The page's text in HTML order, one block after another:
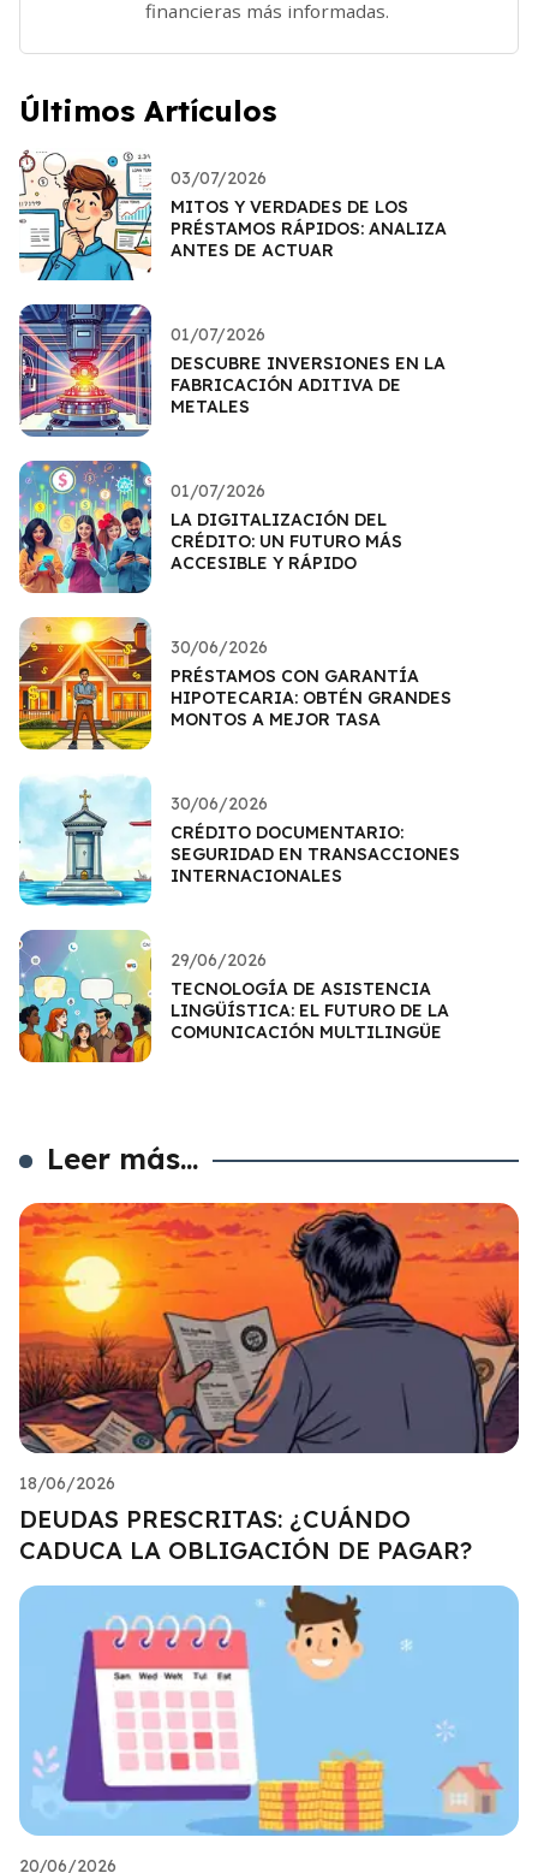
financieras más informadas.
Últimos Artículos
03/07/2026
MITOS Y VERDADES DE LOS
PRÉSTAMOS RÁPIDOS: ANALIZA
ANTES DE ACTUAR
01/07/2026
DESCUBRE INVERSIONES EN LA
FABRICACIÓN ADITIVA DE
METALES
01/07/2026
LA DIGITALIZACIÓN DEL
CRÉDITO: UN FUTURO MÁS
ACCESIBLE Y RÁPIDO
30/06/2026
PRÉSTAMOS CON GARANTÍA
HIPOTECARIA: OBTÉN GRANDES
MONTOS A MEJOR TASA
30/06/2026
CRÉDITO DOCUMENTARIO:
SEGURIDAD EN TRANSACCIONES
INTERNACIONALES
29/06/2026
TECNOLOGÍA DE ASISTENCIA
LINGÜÍSTICA: EL FUTURO DE LA
COMUNICACIÓN MULTILINGÜE
Leer más...
18/06/2026
DEUDAS PRESCRITAS: ¿CUÁNDO
CADUCA LA OBLIGACIÓN DE PAGAR?
20/06/2026